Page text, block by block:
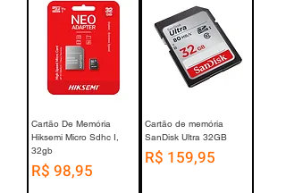
Cartão De Memória
Hiksemi Micro Sdhc I,
32gb
Preço
R$ 98,95
Cartão de memória
SanDisk Ultra 32GB
Preço
R$ 159,95